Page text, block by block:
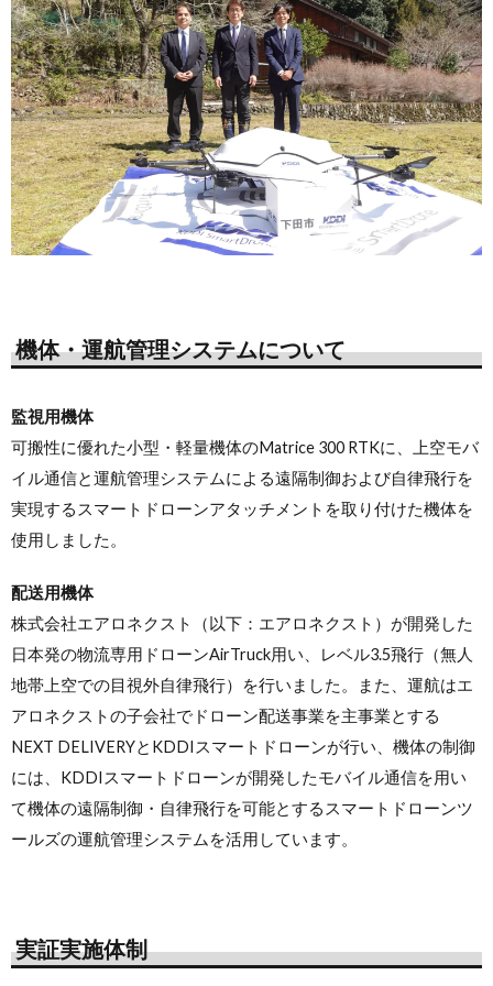
機体・運航管理システムについて
監視用機体
可搬性に優れた小型・軽量機体のMatrice 300 RTKに、上空モバ
イル通信と運航管理システムによる遠隔制御および自律飛行を
実現するスマートドローンアタッチメントを取り付けた機体を
使用しました。
配送用機体
株式会社エアロネクスト（以下：エアロネクスト）が開発した
日本発の物流専用ドローンAirTruck用い、レベル3.5飛行（無人
地帯上空での目視外自律飛行）を行いました。また、運航はエ
アロネクストの子会社でドローン配送事業を主事業とする
NEXT DELIVERYとKDDIスマートドローンが行い、機体の制御
には、KDDIスマートドローンが開発したモバイル通信を用い
て機体の遠隔制御・自律飛行を可能とするスマートドローンツ
ールズの運航管理システムを活用しています。
実証実施体制